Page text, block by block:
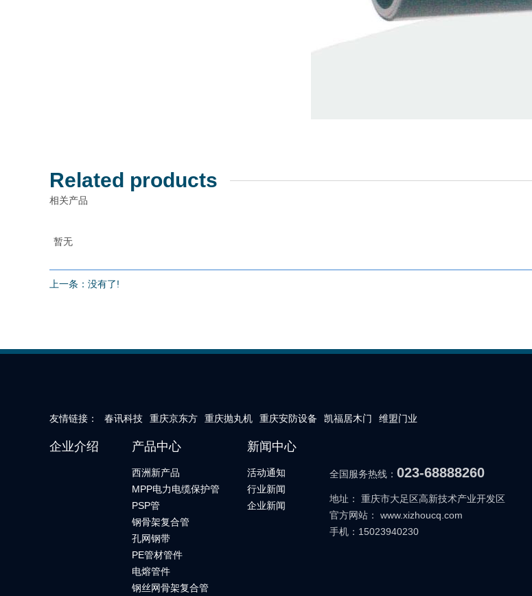
Related products
相关产品
暂无
上一条：没有了!
友情链接： 春讯科技 重庆京东方 重庆抛丸机 重庆安防设备 凯福居木门 维盟门业
企业介绍 产品中心
西洲新产品
MPP电力电缆保护管
PSP管
钢骨架复合管
孔网钢带
PE管材管件
电熔管件
钢丝网骨架复合管
新闻中心
活动通知
行业新闻
企业新闻
全国服务热线： 023-68888260
地址： 重庆市大足区高新技术产业开发区
官方网站： www.xizhoucq.com
手机：15023940230